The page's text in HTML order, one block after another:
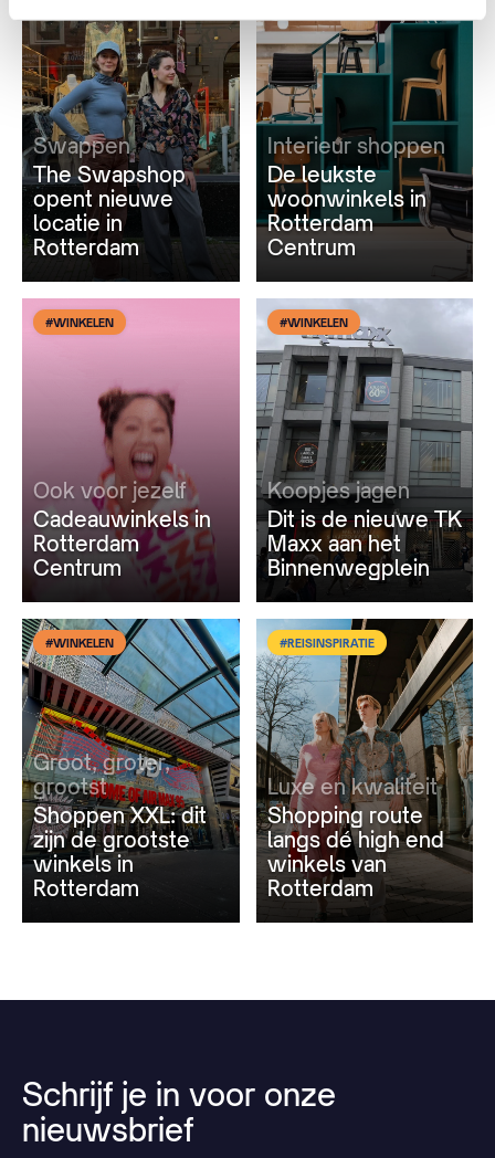
Swappen
The Swapshop
opent nieuwe
locatie in
Rotterdam
Interieur shoppen
De leukste
woonwinkels in
Rotterdam
Centrum
#WINKELEN
Ook voor jezelf
Cadeauwinkels in
Rotterdam
Centrum
#WINKELEN
Koopjes jagen
Dit is de nieuwe TK
Maxx aan het
Binnenwegplein
#WINKELEN
Groot, groter,
grootst
Shoppen XXL: dit
zijn de grootste
winkels in
Rotterdam
#REISINSPIRATIE
Luxe en kwaliteit
Shopping route
langs dé high end
winkels van
Rotterdam
Schrijf je in voor onze
nieuwsbrief